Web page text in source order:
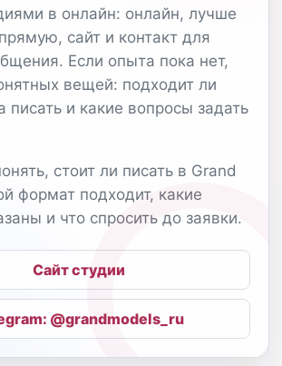
в онлайн: онлайн, лучше
сайт и контакт для
Если опыта пока нет,
вещей: подходит ли
писать и какие вопросы задать
стоит ли писать в Grand
формат подходит, какие
и что спросить до заявки.
Сайт студии
@grandmodels_ru